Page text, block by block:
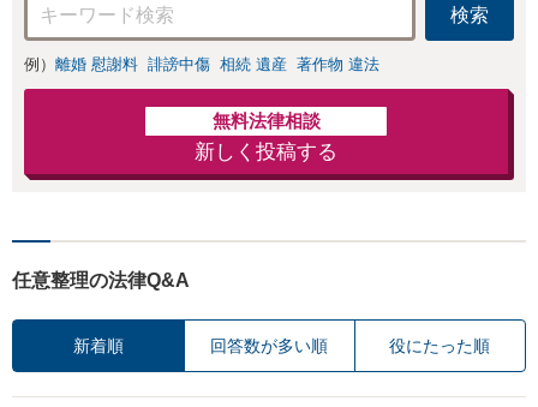
検索
例） 離婚 慰謝料 誹謗中傷 相続 遺産 著作物 違法
無料法律相談
新しく投稿する
任意整理の法律Q&A
新着順 回答数が多い順 役にたった順